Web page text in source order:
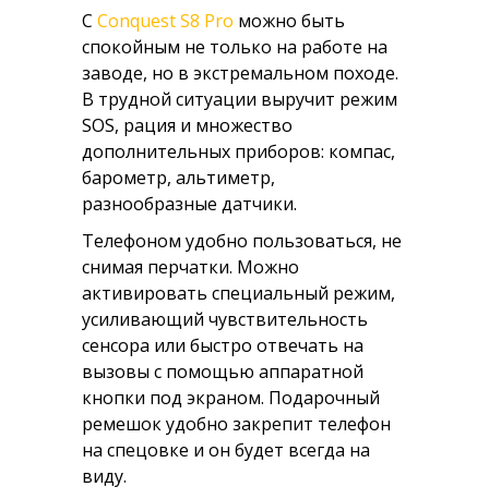
С Conquest S8 Pro можно быть
спокойным не только на работе на
заводе, но в экстремальном походе.
В трудной ситуации выручит режим
SOS, рация и множество
дополнительных приборов: компас,
барометр, альтиметр,
разнообразные датчики.
Телефоном удобно пользоваться, не
снимая перчатки. Можно
активировать специальный режим,
усиливающий чувствительность
сенсора или быстро отвечать на
вызовы с помощью аппаратной
кнопки под экраном. Подарочный
ремешок удобно закрепит телефон
на спецовке и он будет всегда на
виду.